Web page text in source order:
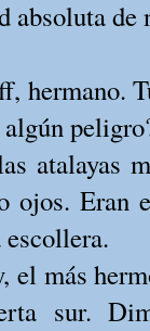
absoluta de
hermano.
atalayas
ojos. Eran
el más
sur.